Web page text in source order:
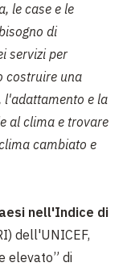
le case e le
di
servizi per
costruire una
l'adattamento e la
al clima e trovare
cambiato e
nell'Indice di
dell'UNICEF,
elevato” di